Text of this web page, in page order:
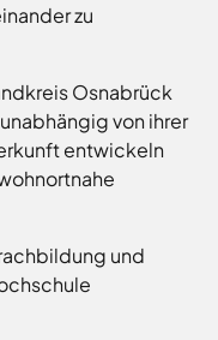
zu
Osnabrück
von ihrer
entwickeln
und